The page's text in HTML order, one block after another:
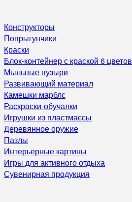
Конструкторы
Попрыгунчики
Краски
Блок-контейнер с краской 6 цветов
Мыльные пузыри
Развивающий материал
Камешки марблс
Раскраски-обучалки
Игрушки из пластмассы
Деревянное оружие
Пазлы
Интерьерные картины
Игры для активного отдыха
Сувенирная продукция